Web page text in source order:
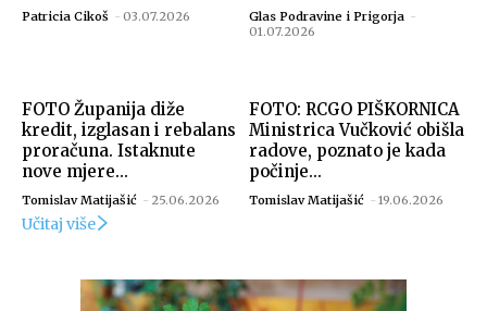
Patricia Cikoš - 03.07.2026 Glas Podravine i Prigorja -
01.07.2026
FOTO Županija diže
kredit, izglasan i rebalans
proračuna. Istaknute
nove mjere...
Tomislav Matijašić - 25.06.2026
FOTO: RCGO PIŠKORNICA
Ministrica Vučković obišla
radove, poznato je kada
počinje...
Tomislav Matijašić - 19.06.2026
Učitaj više